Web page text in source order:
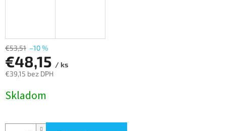
€53,51 –10 %
€48,15 / ks
€39,15 bez DPH
cena:
Skladom